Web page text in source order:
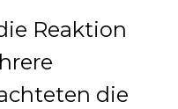
Reaktion
die